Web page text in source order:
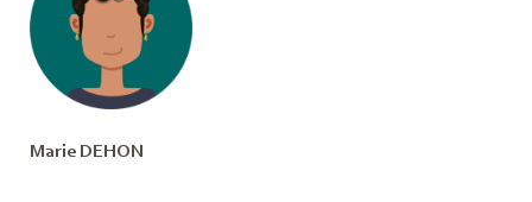
Marie DEHON